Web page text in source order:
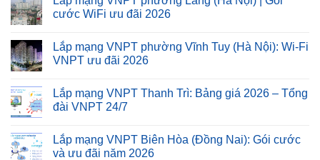
cước WiFi ưu đãi 2026
Lắp mạng VNPT phường Vĩnh Tuy (Hà Nội): Wi-Fi
VNPT ưu đãi 2026
Lắp mạng VNPT Thanh Trì: Bảng giá 2026 – Tổng
đài VNPT 24/7
Lắp mạng VNPT Biên Hòa (Đồng Nai): Gói cước
và ưu đãi năm 2026